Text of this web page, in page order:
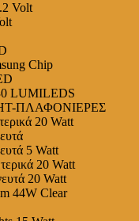
Volt
Chip
LUMILEDS
ΠΛΑΦΟΝΙΕΡΕΣ
20 Watt
5 Watt
20 Watt
20 Watt
44W Clear